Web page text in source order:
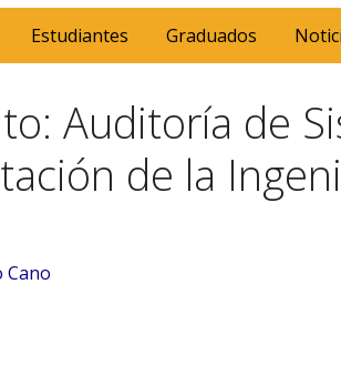
Estudiantes Graduados
Auditoría de
de la
Cano